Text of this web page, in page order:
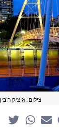
צילום: איציק רובין